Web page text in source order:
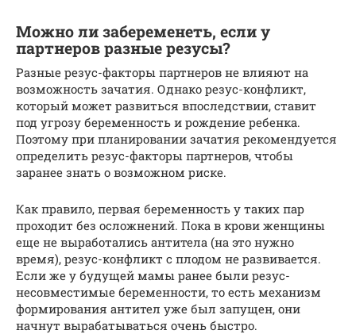
Можно ли забеременеть, если у
партнеров разные резусы?
Разные резус-факторы партнеров не влияют на
возможность зачатия. Однако резус-конфликт,
который может развиться впоследствии, ставит
под угрозу беременность и рождение ребенка.
Поэтому при планировании зачатия рекомендуется
определить резус-факторы партнеров, чтобы
заранее знать о возможном риске.
Как правило, первая беременность у таких пар
проходит без осложнений. Пока в крови женщины
еще не выработались антитела (на это нужно
время), резус-конфликт с плодом не развивается.
Если же у будущей мамы ранее были резус-
несовместимые беременности, то есть механизм
формирования антител уже был запущен, они
начнут вырабатываться очень быстро.